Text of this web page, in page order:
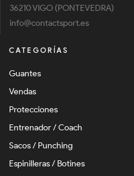
36210 VIGO (PONTEVEDRA)
info@contactsport.es
CATEGORÍAS
Guantes
Vendas
Protecciones
Entrenador / Coach
Sacos / Punching
Espinilleras / Botines